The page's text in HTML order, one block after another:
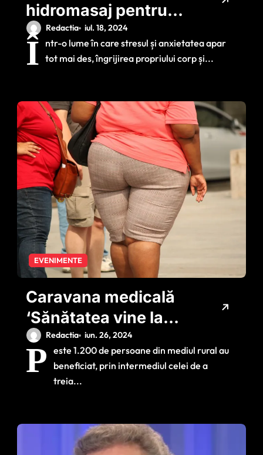
hidromasaj pentru
sănătate
Redactia iul. 18, 2024
Î ntr-o lume în care stresul și anxietatea apar
tot mai des, îngrijirea propriului corp și...
EVENIMENTE
Caravana medicală
‘Sănătatea vine la
tine’: 82% dintre
persoanele testate,
supraponderale sau
Redactia iun. 26, 2024
P este 1.200 de persoane din mediul rural au
beneficiat, prin intermediul celei de a
treia...